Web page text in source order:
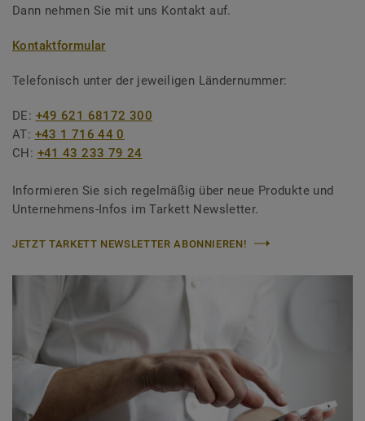
Dann nehmen Sie mit uns Kontakt auf.
Kontaktformular
Telefonisch unter der jeweiligen Ländernummer:
DE: +49 621 68172 300
AT: +43 1 716 44 0
CH: +41 43 233 79 24
Informieren Sie sich regelmäßig über neue Produkte und
Unternehmens-Infos im Tarkett Newsletter.
JETZT TARKETT NEWSLETTER ABONNIEREN!